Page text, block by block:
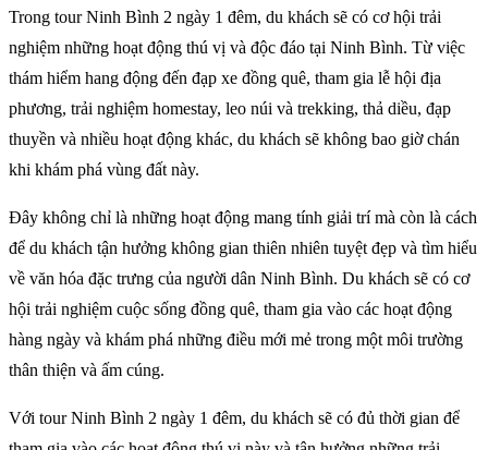
Trong tour Ninh Bình 2 ngày 1 đêm, du khách sẽ có cơ hội trải
nghiệm những hoạt động thú vị và độc đáo tại Ninh Bình. Từ việc
thám hiểm hang động đến đạp xe đồng quê, tham gia lễ hội địa
phương, trải nghiệm homestay, leo núi và trekking, thả diều, đạp
thuyền và nhiều hoạt động khác, du khách sẽ không bao giờ chán
khi khám phá vùng đất này.
Đây không chỉ là những hoạt động mang tính giải trí mà còn là cách
để du khách tận hưởng không gian thiên nhiên tuyệt đẹp và tìm hiểu
về văn hóa đặc trưng của người dân Ninh Bình. Du khách sẽ có cơ
hội trải nghiệm cuộc sống đồng quê, tham gia vào các hoạt động
hàng ngày và khám phá những điều mới mẻ trong một môi trường
thân thiện và ấm cúng.
Với tour Ninh Bình 2 ngày 1 đêm, du khách sẽ có đủ thời gian để